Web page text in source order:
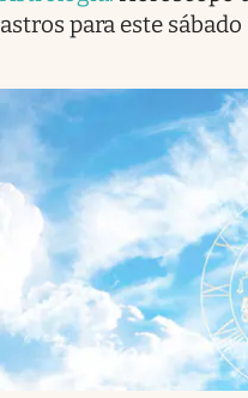
astros para este